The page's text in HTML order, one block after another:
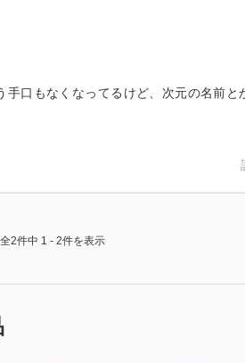
口もなくなってるけど、次元の名前と
全2件中 1 - 2件を表示